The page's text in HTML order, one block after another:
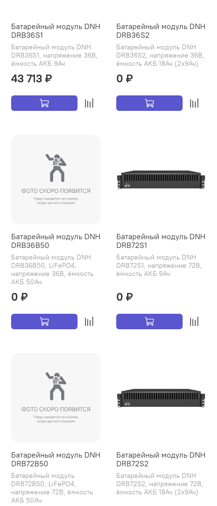
Батарейный модуль DNH
DRB36S1
Батарейный модуль DNH
DRB36S1, напряжение 36В,
ёмкость АКБ 9Ач
43 713 ₽
Батарейный модуль DNH
DRB36S2
Батарейный модуль DNH
DRB36S2, напряжение 36В,
ёмкость АКБ 18Ач (2х9Ач)
0 ₽
Батарейный модуль DNH
DRB36B50
Батарейный модуль DNH
DRB36B50, LiFePO4,
напряжение 36В, ёмкость
АКБ 50Ач
0 ₽
Батарейный модуль DNH
DRB72S1
Батарейный модуль DNH
DRB72S1, напряжение 72В,
ёмкость АКБ 9Ач
0 ₽
Батарейный модуль DNH
DRB72B50
Батарейный модуль
DRB72B50, LiFePO4,
напряжение 72В, ёмкость
АКБ 50Ач
Батарейный модуль DNH
DRB72S2
Батарейный модуль DNH
DRB72S2, напряжение 72В,
ёмкость АКБ 18Ач (2х9Ач)